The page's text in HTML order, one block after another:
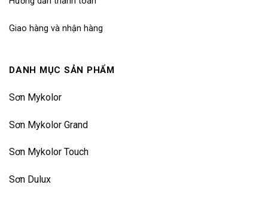
Giao hàng và nhận hàng
DANH MỤC SẢN PHẨM
Sơn Mykolor
Sơn Mykolor Grand
Sơn Mykolor Touch
Sơn Dulux